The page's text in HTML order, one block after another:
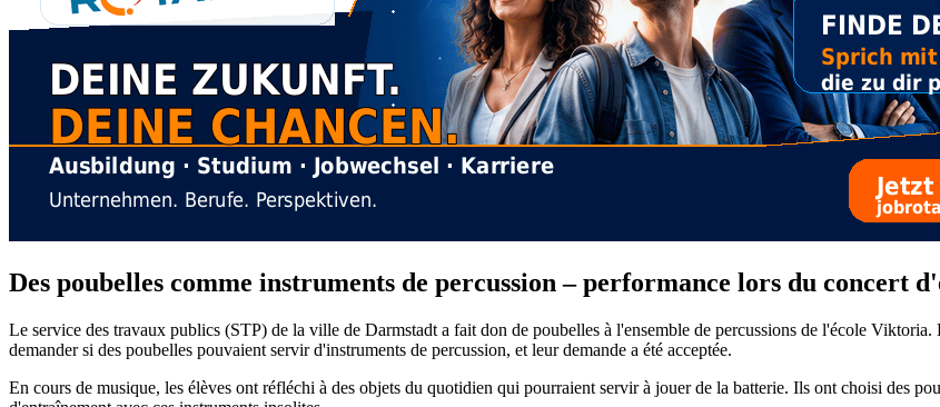
Des poubelles comme instruments de percussion – performance lors du concert
Le service des travaux publics (STP) de la ville de Darmstadt a fait don de poubelles à l'ensemble de percussions de l'école
demander si des poubelles pouvaient servir d'instruments de percussion, et leur demande a été acceptée.
En cours de musique, les élèves ont réfléchi à des objets du quotidien qui pourraient servir à jouer de la batterie. Ils ont choisi des